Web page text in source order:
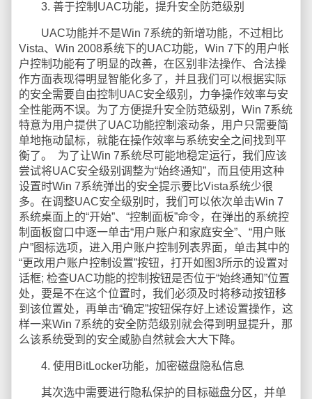
3. 善于控制UAC功能，提升安全防范级别
UAC功能并不是Win 7系统的新增功能，不过相比
Vista、Win 2008系统下的UAC功能，Win 7下的用户帐
户控制功能有了明显的改善，在区别非法操作、合法操
作方面表现得明显智能化多了，并且我们可以根据实际
的安全需要自由控制UAC安全级别，力争操作效率与安
全性能两不误。为了方便提升安全防范级别，Win 7系统
特意为用户提供了UAC功能控制滚动条，用户只需要简
单地拖动鼠标，就能在操作效率与系统安全之间找到平
衡了。 为了让Win 7系统尽可能地稳定运行，我们应该
尝试将UAC安全级别调整为“始终通知”，而且使用这种
设置时Win 7系统弹出的安全提示要比Vista系统少很
多。在调整UAC安全级别时，我们可以依次单击Win 7
系统桌面上的“开始”、“控制面板”命令，在弹出的系统控
制面板窗口中逐一单击“用户账户和家庭安全”、“用户账
户”图标选项，进入用户账户控制列表界面，单击其中的
“更改用户账户控制设置”按钮，打开如图3所示的设置对
话框; 检查UAC功能的控制按钮是否位于“始终通知”位置
处，要是不在这个位置时，我们必须及时将移动按钮移
到该位置处，再单击“确定”按钮保存好上述设置操作，这
样一来Win 7系统的安全防范级别就会得到明显提升，那
么该系统受到的安全威胁自然就会大大下降。
4. 使用BitLocker功能，加密磁盘隐私信息
其次选中需要进行隐私保护的目标磁盘分区，并单